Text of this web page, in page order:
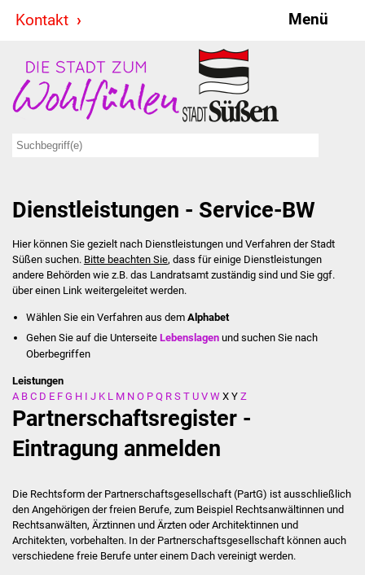
Kontakt Menü
Stadt & Politik
Bürgermeister
Ausschüsse
Ratsinformationssystem
Jugendbeirat
Summerrockfestival
Stadtverwaltung
Ansprechpartner
Stellenangebote
Kontakt
Dienstleistungen - Service-BW
Hier können Sie gezielt nach Dienstleistungen und Verfahren der Stadt
Süßen suchen. Bitte beachten Sie, dass für einige Dienstleistungen
andere Behörden wie z.B. das Landratsamt zuständig sind und Sie ggf.
über einen Link weitergeleitet werden.
Wählen Sie ein Verfahren aus dem Alphabet
Gehen Sie auf die UnterseiteLebenslagen und suchen Sie nach
Oberbegriffen
Leistungen
A B C D E F G H I J K L M N O P Q R S T U V W X Y Z
Partnerschaftsregister -
Eintragung anmelden
Die Rechtsform der Partnerschaftsgesellschaft (PartG) ist ausschließlich
den Angehörigen der freien Berufe, zum Beispiel Rechtsanwältinnen und
Rechtsanwälten, Ärztinnen und Ärzten oder Architektinnen und
Architekten, vorbehalten. In der Partnerschaftsgesellschaft können auch
verschiedene freie Berufe unter einem Dach vereinigt werden.